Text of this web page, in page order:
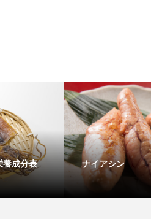
養成分表 ナイアシン